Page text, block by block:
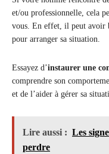
et/ou professionnelle, cela
vous. En effet, il peut avoir
pour arranger sa situation.
Essayez d’instaurer une
comprendre son
et de l’aider à gérer sa
Lire aussi : Les
perdre